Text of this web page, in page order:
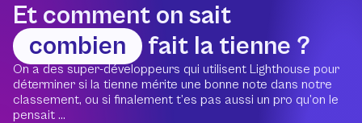
Et comment on sait
combien
fait la tienne ?
On a des super-développeurs qui utilisent Lighthouse pour
déterminer si la tienne mérite une bonne note dans notre
classement, ou si finalement t’es pas aussi un pro qu’on le
pensait ...